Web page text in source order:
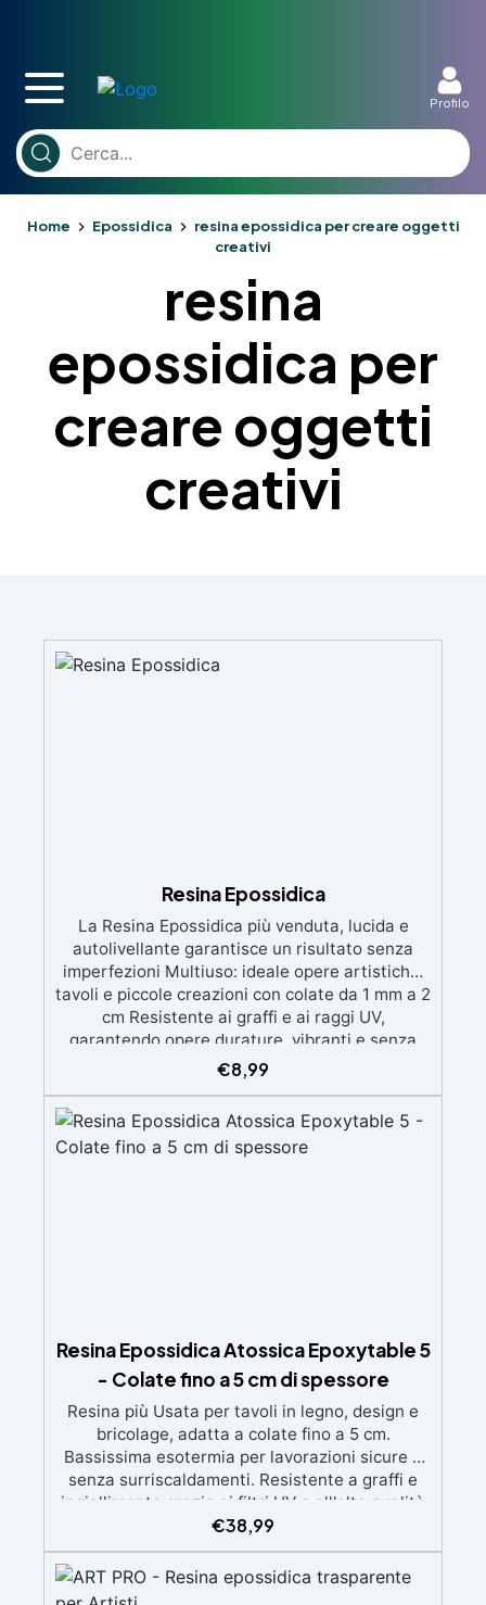
Profilo
Home Epossidica
resina epossidica per creare oggetti
creativi
resina
epossidica per
creare oggetti
creativi
Resina Epossidica
La Resina Epossidica più venduta, lucida e
autolivellante garantisce un risultato senza
imperfezioni Multiuso: ideale opere artistiche,
tavoli e piccole creazioni con colate da 1 mm a 2
cm Resistente ai graffi e ai raggi UV,
garantendo opere durature, vibranti e senza
ingiallimenti nel tempo Bassa viscosità e
formula anti-bolle per risultati impeccabili,
Certificata Atossica post catalisi per contatto
con la pelle, BPA free e VoC Free
€8,99
Resina Epossidica Atossica Epoxytable 5
- Colate fino a 5 cm di spessore
Resina più Usata per tavoli in legno, design e
bricolage, adatta a colate fino a 5 cm.
Bassissima esotermia per lavorazioni sicure e
senza surriscaldamenti. Resistente a graffi e
ingiallimento grazie ai filtri UV e all'alta qualità
meccanica. Bassa viscosità per eliminare bolle
d'aria e ottenere finiture lisce. Sicura, atossica,
BPA/VOC free e certificata per il contatto
prolungato con la pelle.
€38,99